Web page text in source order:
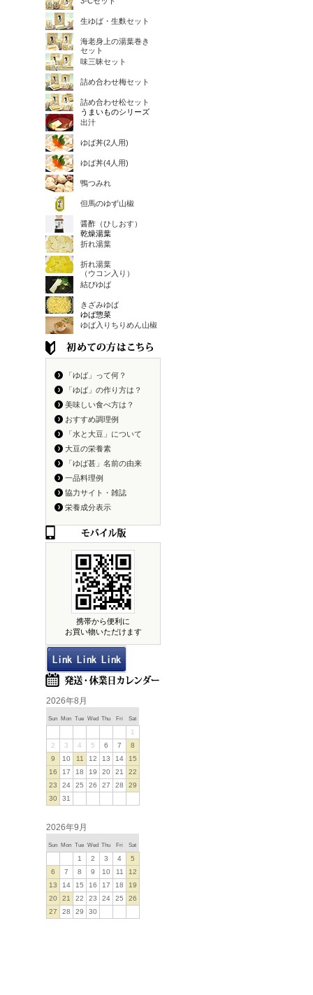
生ゆば・生麩セット
海老身上の湯葉巻き
セット
味三昧セット
詰め合わせ梅セット
詰め合わせ松セット
うまいものシリーズ
出汁
ゆば丼(2人用)
ゆば丼(4人用)
鴨つみれ
但馬のゆず山椒
醤酢（ひしおす）
乾燥湯葉
折れ湯葉
折れ湯葉
（ウコン入り）
結びゆば
きざみゆば
ゆば惣菜
ゆば入りちりめん山椒
「ゆば」って何？
「ゆば」の作り方は？
美味しい食べ方は？
おすすめ調理例
「水と大豆」について
大豆の栄養素
「ゆば甚」名前の由来
一品料理例
協力サイト・雑誌
栄養成分表示
携帯から便利に
お買い物いただけます
2026年8月
Sun Mon Tue Wed Thu Fri Sat
1
2
3 4 5 6 7
8
9
10 11 12 13 14
15
16
17 18 19 20 21
22
23
24 25 26 27 28
29
30
31
2026年9月
Sun Mon Tue Wed Thu Fri Sat
1 2 3 4
5
6
7 8 9 10 11
12
13
14 15 16 17 18
19
20
21 22 23 24 25
26
27
28 29 30